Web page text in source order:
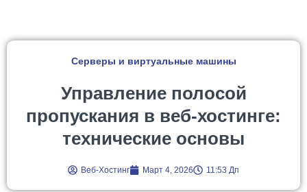
Серверы и виртуальные машины
Управление полосой
пропускания в веб-хостинге:
технические основы
Веб-Хостинг Март 4, 2026 11:53 Дп